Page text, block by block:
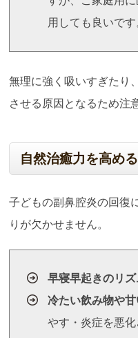
用しても良いです
無理に強く吸いすぎたり
させる原因となるため注
自然治癒力を高め
子どもの副鼻腔炎の回復
りが欠かせません。
早寝早起きのリ
冷たい飲み物や
やす・炎症を悪化